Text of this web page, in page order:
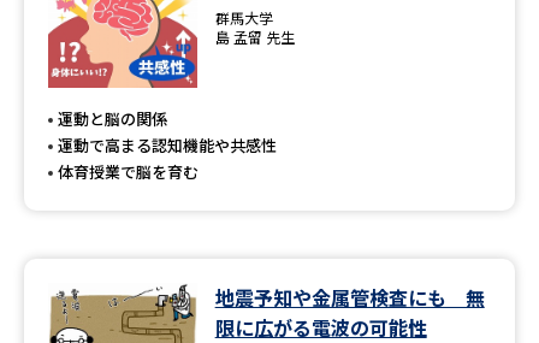
群馬大学
島 孟留 先生
運動と脳の関係
運動で高まる認知機能や共感性
体育授業で脳を育む
地震予知や金属管検査にも 無
限に広がる電波の可能性